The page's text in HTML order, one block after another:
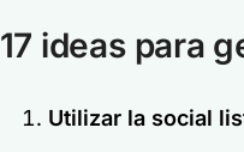
17 ideas para
Utilizar la social